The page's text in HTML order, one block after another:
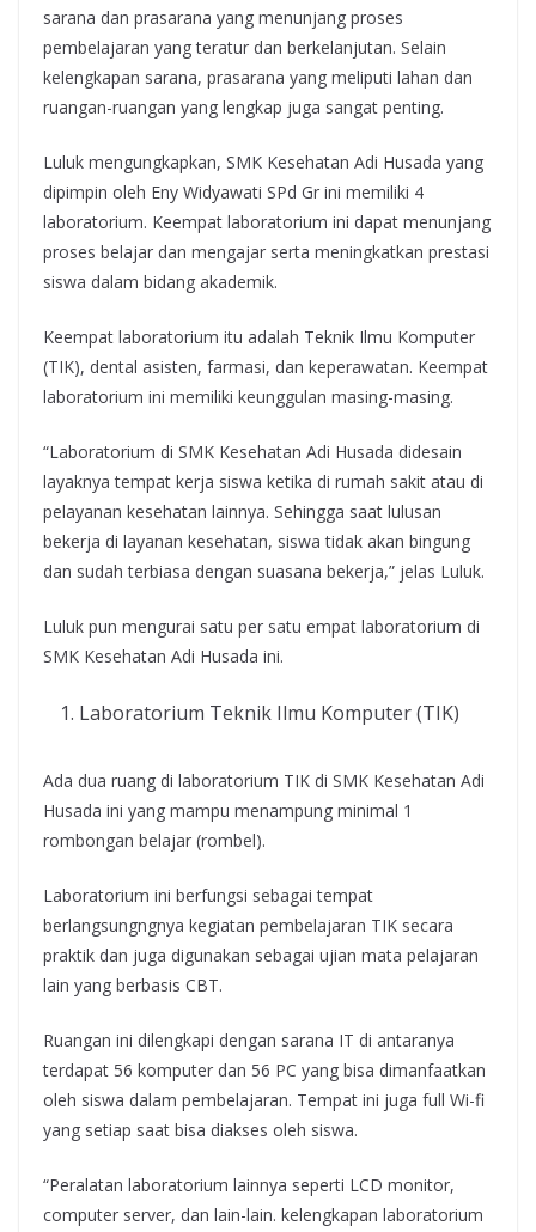
sarana dan prasarana yang menunjang proses
pembelajaran yang teratur dan berkelanjutan. Selain
kelengkapan sarana, prasarana yang meliputi lahan dan
ruangan-ruangan yang lengkap juga sangat penting.
Luluk mengungkapkan, SMK Kesehatan Adi Husada yang
dipimpin oleh Eny Widyawati SPd Gr ini memiliki 4
laboratorium. Keempat laboratorium ini dapat menunjang
proses belajar dan mengajar serta meningkatkan prestasi
siswa dalam bidang akademik.
Keempat laboratorium itu adalah Teknik Ilmu Komputer
(TIK), dental asisten, farmasi, dan keperawatan. Keempat
laboratorium ini memiliki keunggulan masing-masing.
“Laboratorium di SMK Kesehatan Adi Husada didesain
layaknya tempat kerja siswa ketika di rumah sakit atau di
pelayanan kesehatan lainnya. Sehingga saat lulusan
bekerja di layanan kesehatan, siswa tidak akan bingung
dan sudah terbiasa dengan suasana bekerja,” jelas Luluk.
Luluk pun mengurai satu per satu empat laboratorium di
SMK Kesehatan Adi Husada ini.
Laboratorium Teknik Ilmu Komputer (TIK)
Ada dua ruang di laboratorium TIK di SMK Kesehatan Adi
Husada ini yang mampu menampung minimal 1
rombongan belajar (rombel).
Laboratorium ini berfungsi sebagai tempat
berlangsungngnya kegiatan pembelajaran TIK secara
praktik dan juga digunakan sebagai ujian mata pelajaran
lain yang berbasis CBT.
Ruangan ini dilengkapi dengan sarana IT di antaranya
terdapat 56 komputer dan 56 PC yang bisa dimanfaatkan
oleh siswa dalam pembelajaran. Tempat ini juga full Wi-fi
yang setiap saat bisa diakses oleh siswa.
“Peralatan laboratorium lainnya seperti LCD monitor,
computer server, dan lain-lain. kelengkapan laboratorium